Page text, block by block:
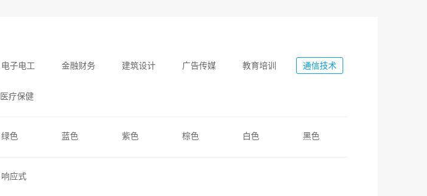
电子电工 金融财务 建筑设计 广告传媒 教育培训 通信技术
医疗保健
绿色 蓝色 紫色 棕色 白色 黑色
响应式